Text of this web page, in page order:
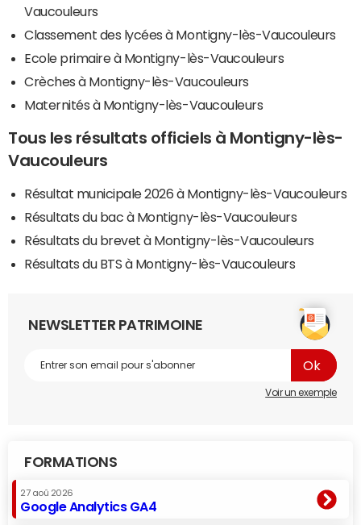
Vaucouleurs
Classement des lycées à Montigny-lès-Vaucouleurs
Ecole primaire à Montigny-lès-Vaucouleurs
Crèches à Montigny-lès-Vaucouleurs
Maternités à Montigny-lès-Vaucouleurs
Tous les résultats officiels à Montigny-lès-
Vaucouleurs
Résultat municipale 2026 à Montigny-lès-Vaucouleurs
Résultats du bac à Montigny-lès-Vaucouleurs
Résultats du brevet à Montigny-lès-Vaucouleurs
Résultats du BTS à Montigny-lès-Vaucouleurs
NEWSLETTER PATRIMOINE
Voir un exemple
FORMATIONS
27 aoû 2026
Google Analytics GA4